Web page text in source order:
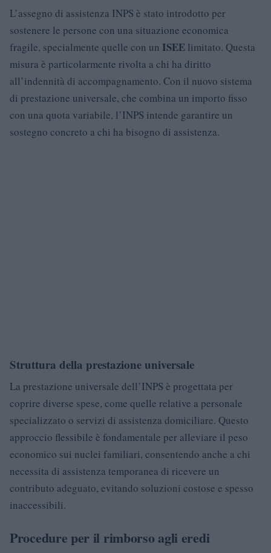
L’assegno di assistenza INPS è stato introdotto per
sostenere le persone con una situazione economica
fragile, specialmente quelle con un ISEE limitato. Questa
misura è particolarmente rivolta a chi ha diritto
all’indennità di accompagnamento. Con il nuovo sistema
di prestazione universale, che combina un importo fisso
con una quota variabile, l’INPS intende garantire un
sostegno concreto a chi ha bisogno di assistenza.
Struttura della prestazione universale
La prestazione universale dell’INPS è progettata per
coprire diverse spese, come quelle relative a personale
specializzato o servizi di assistenza domiciliare. Questo
approccio flessibile è fondamentale per alleviare il peso
economico sui nuclei familiari, consentendo anche a chi
necessita di assistenza temporanea di ricevere un
contributo adeguato, evitando soluzioni costose e spesso
inaccessibili.
Procedure per il rimborso agli eredi